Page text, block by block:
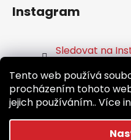
Tento web používá
procházením tohoto
jejich používáním.. Více
Instagram
Sledovat na
Facebook